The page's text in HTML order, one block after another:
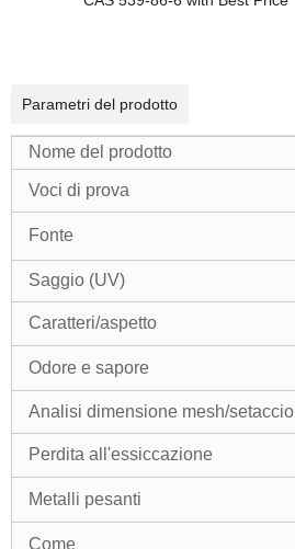
Parametri del prodotto
Nome del prodotto
Voci di prova
Fonte
Saggio (UV)
Caratteri/aspetto
Odore e sapore
Analisi dimensione mesh/setaccio
Perdita all'essiccazione
Metalli pesanti
Come